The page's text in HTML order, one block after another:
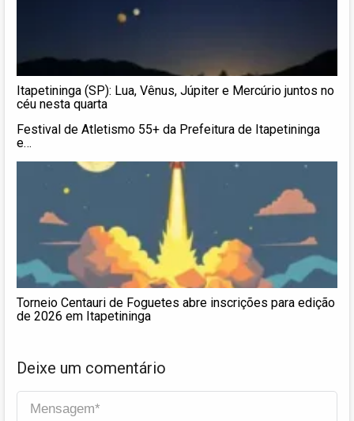
Itapetininga (SP): Lua, Vênus, Júpiter e Mercúrio juntos no
céu nesta quarta
Festival de Atletismo 55+ da Prefeitura de Itapetininga
e…
Torneio Centauri de Foguetes abre inscrições para edição
de 2026 em Itapetininga
Deixe um comentário